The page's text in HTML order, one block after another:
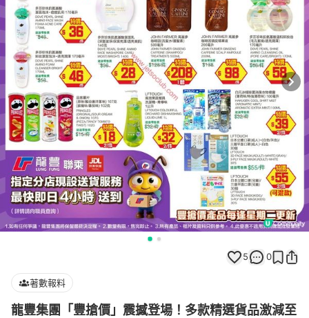
5 0
著數報料
龍豐集團「豐搶價」震撼登場！多款精選貨品激減至